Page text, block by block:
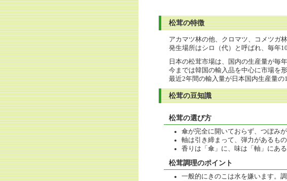
松茸の特徴
アカマツ林の他、クロマツ、コメツガ
発生場所はシロ（代）と呼ばれ、毎年
日本の松茸市場は、国内の生産量が毎
今までは韓国の輸入品を中心に市場を
最近2年間の輸入量が日本国内生産量の
松茸の豆知識
松茸の選び方
傘が完全に開いておらず、つぼみ
軸は引き締まって、弾力があるもの
香りは「傘」に、味は「軸」にある
松茸調理のポイント
一般的にきのこは水を嫌います。